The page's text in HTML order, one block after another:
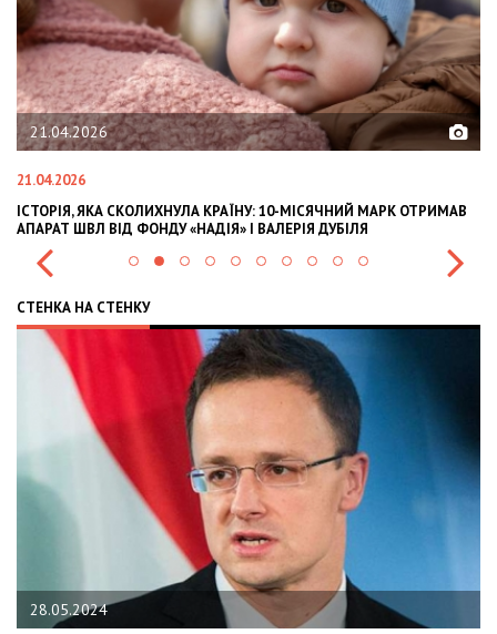
21.04.2026
21.04.2026
ІСТОРІЯ, ЯКА СКОЛИХНУЛА КРАЇНУ: 10-МІСЯЧНИЙ МАРК ОТРИМАВ
АПАРАТ ШВЛ ВІД ФОНДУ «НАДІЯ» І ВАЛЕРІЯ ДУБІЛЯ
СТЕНКА НА СТЕНКУ
28.05.2024